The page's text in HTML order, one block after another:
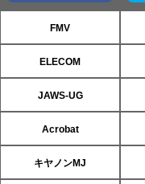
FMV
ELECOM
JAWS-UG
Acrobat
キヤノンMJ